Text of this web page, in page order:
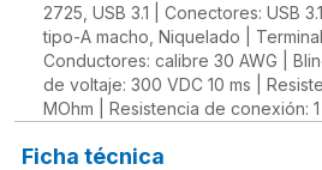
2725, USB 3.1 | Conectores: USB
tipo-A macho, Niquelado |
Conductores: calibre 30 AWG |
de voltaje: 300 VDC 10 ms |
MOhm | Resistencia de conexión: 1
Ficha técnica